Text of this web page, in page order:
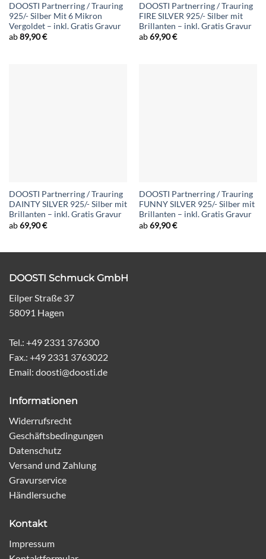
DOOSTI Partnerring / Trauring
925/- Silber Mit 6 Mikron
Vergoldet – inkl. Gratis Gravur
ab89,90€
DOOSTI Partnerring / Trauring
FIRE SILVER 925/- Silber mit
Brillanten – inkl. Gratis Gravur
ab69,90€
DOOSTI Partnerring / Trauring
DAINTY SILVER 925/- Silber mit
Brillanten – inkl. Gratis Gravur
ab69,90€
DOOSTI Partnerring / Trauring
FUNNY SILVER 925/- Silber mit
Brillanten – inkl. Gratis Gravur
ab69,90€
DOOSTI Schmuck GmbH
Eilper Straße 37
58091 Hagen
Tel.: +49 2331 376300
Fax.: +49 2331 3763022
Email: doosti@doosti.de
Informationen
Widerrufsrecht
Geschäftsbedingungen
Datenschutz
Versand und Zahlung
Gravurservice
Händlersuche
Kontakt
Impressum